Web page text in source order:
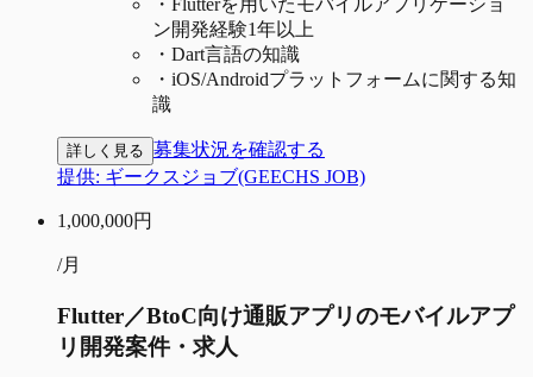
・ Flutterを用いたモバイルアプリケーショ
ン開発経験1年以上
・ Dart言語の知識
・ iOS/Androidプラットフォームに関する知
識
詳しく見る 募集状況を確認する
提供: ギークスジョブ(GEECHS JOB)
1,000,000円
/月
Flutter／BtoC向け通販アプリのモバイルアプ
リ開発案件・求人